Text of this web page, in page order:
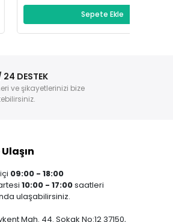
24 DESTEK
ve şikayetlerinizi bize
09:00 - 18:00
10:00 - 17:00saatleri
ulaşabilirsiniz.
Mah. 44. Sokak No:12 37150,